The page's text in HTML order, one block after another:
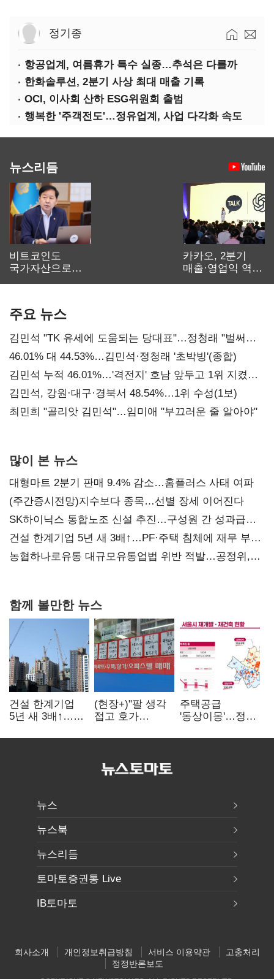
정기종
항공업계, 여름휴가 특수 실종…추석은 다를까
한화솔루션, 2분기 사상 최대 매출 기록
OCI, 이사회 산하 ESG위원회 출범
행복한 '주객전도'…정유업계, 사업 다각화 속도
뉴스리듬
비트코인도
국가자산으로…'
카카오, 2분기
매출·영업익 역대
주요 뉴스
김민석 "TK 유세에 도움되는 당대표"…정청래 "벌써
대표된 양 당직 배분"
46.01% 대 44.53%…김민석·정청래 '초박빙'(종합)
김민석 누적 46.01%…'격전지' 호남 앞두고 1위 지켰다
(2보)
김민석, 강원·대구·경북서 48.54%…1위 수성(1보)
최민희 "골리앗 김민석"…임미애 "부끄러운 줄 알아야"
많이 본 뉴스
대형마트 2분기 판매 9.4% 감소…홈플러스 사태 여파
(주간증시전망)지수보다 종목…선별 장세 이어진다
SK하이닉스 통합노조 신설 추진…구성원 간 성과급
불만 확산
건설 한계기업 5년 새 3배↑…PF·주택 침체에 재무 부담
확대
농협하나로유통 대규모유통업법 위반 적발…공정위,
함께 볼만한 뉴스
건설 한계기업
5년 새 3배↑…
재무 부담 확대
(현장+)"팔 생각
접고 호가
똘똘한 한 채'
주택공급
'동상이몽'…정부
없으면 '공수표'
뉴스
뉴스북
뉴스리듬
토마토증권통 Live
IB토마토
회사소개 개인정보취급방침 서비스 이용약관
고충처리
정정반론보도